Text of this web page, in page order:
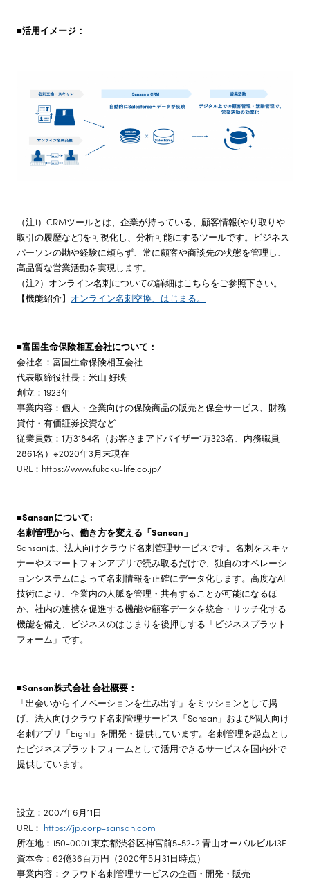
■活用イメージ：
（注1）CRMツールとは、企業が持っている、顧客情報(やり取りや
取引の履歴など)を可視化し、分析可能にするツールです。ビジネス
パーソンの勘や経験に頼らず、常に顧客や商談先の状態を管理し、
高品質な営業活動を実現します。
（注2）オンライン名刺についての詳細はこちらをご参照下さい。
【機能紹介】 オンライン名刺交換、はじまる。
■富国生命保険相互会社について：
会社名：富国生命保険相互会社
代表取締役社長：米山 好映
創立：1923年
事業内容：個人・企業向けの保険商品の販売と保全サービス、財務
貸付・有価証券投資など
従業員数：1万3184名（お客さまアドバイザー1万323名、内務職員
2861名）※2020年3月末現在
URL：https://www.fukoku-life.co.jp/
■Sansanについて:
名刺管理から、働き方を変える「Sansan」
Sansanは、法人向けクラウド名刺管理サービスです。名刺をスキャ
ナーやスマートフォンアプリで読み取るだけで、独自のオペレーシ
ョンシステムによって名刺情報を正確にデータ化します。高度なAI
技術により、企業内の人脈を管理・共有することが可能になるほ
か、社内の連携を促進する機能や顧客データを統合・リッチ化する
機能を備え、ビジネスのはじまりを後押しする「ビジネスプラット
フォーム」です。
■Sansan株式会社 会社概要：
「出会いからイノベーションを生み出す」をミッションとして掲
げ、法人向けクラウド名刺管理サービス「Sansan」および個人向け
名刺アプリ「Eight」を開発・提供しています。名刺管理を起点とし
たビジネスプラットフォームとして活用できるサービスを国内外で
提供しています。
設立：2007年6月11日
URL： https://jp.corp-sansan.com
所在地：150-0001 東京都渋谷区神宮前5-52-2 青山オーバルビル13F
資本金：62億36百万円（2020年5月31日時点）
事業内容：クラウド名刺管理サービスの企画・開発・販売